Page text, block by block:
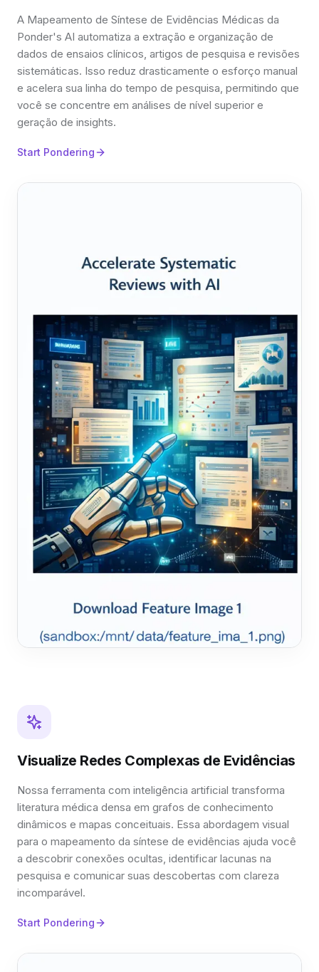
A Mapeamento de Síntese de Evidências Médicas da
Ponder's AI automatiza a extração e organização de
dados de ensaios clínicos, artigos de pesquisa e revisões
sistemáticas. Isso reduz drasticamente o esforço manual
e acelera sua linha do tempo de pesquisa, permitindo que
você se concentre em análises de nível superior e
geração de insights.
Start Pondering
Visualize Redes Complexas de Evidências
Nossa ferramenta com inteligência artificial transforma
literatura médica densa em grafos de conhecimento
dinâmicos e mapas conceituais. Essa abordagem visual
para o mapeamento da síntese de evidências ajuda você
a descobrir conexões ocultas, identificar lacunas na
pesquisa e comunicar suas descobertas com clareza
incomparável.
Start Pondering